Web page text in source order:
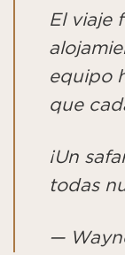
El viaje
equipo
que
¡Un
todas
—